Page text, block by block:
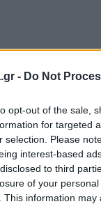
- Do Not
opt-out of the sale,
for targeted
selection. Please
interest-based
to third
of your
This information